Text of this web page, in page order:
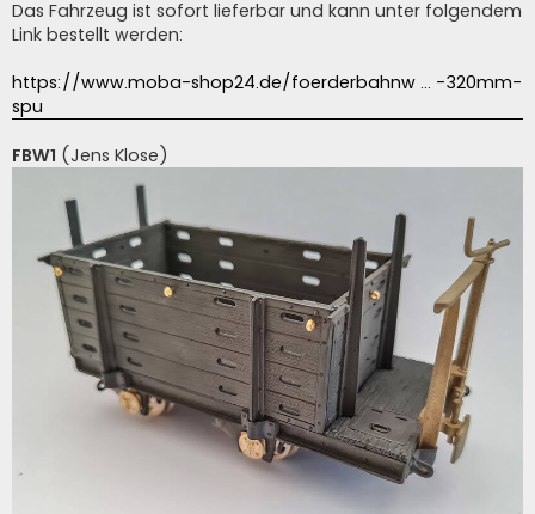
Das Fahrzeug ist sofort lieferbar und kann unter folgendem
Link bestellt werden:
https://www.moba-shop24.de/foerderbahnw ... -320mm-
spu
FBW1 (Jens Klose)